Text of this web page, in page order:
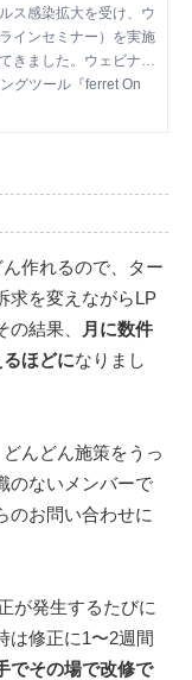
成してみた
ス感染拡大を受け、ウ
インセミナー）を実施
きました。ウェビナー
壇者に合わせ、いくつ
ることも多いでしょ
グツール『ferret On
作れるので、ター
求を変えながらLP
結果、
月に数件
ほどになりまし
んどん施策をうっ
のないメンバーで
のお問い合わせに
が発生するたびに
は修正に1〜2週間
でその場で改修で